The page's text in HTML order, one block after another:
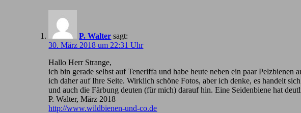
P. Walter sagt:
30. März 2018 um 22:31 Uhr
Hallo Herr Strange,
ich bin gerade selbst auf Teneriffa und habe heute neben ein paar
ich daher auf Ihre Seite. Wirklich schöne Fotos, aber ich denke, es handelt
und auch die Färbung deuten (für mich) darauf hin. Eine Seidenbiene hat
P. Walter, März 2018
http://www.wildbienen-und-co.de